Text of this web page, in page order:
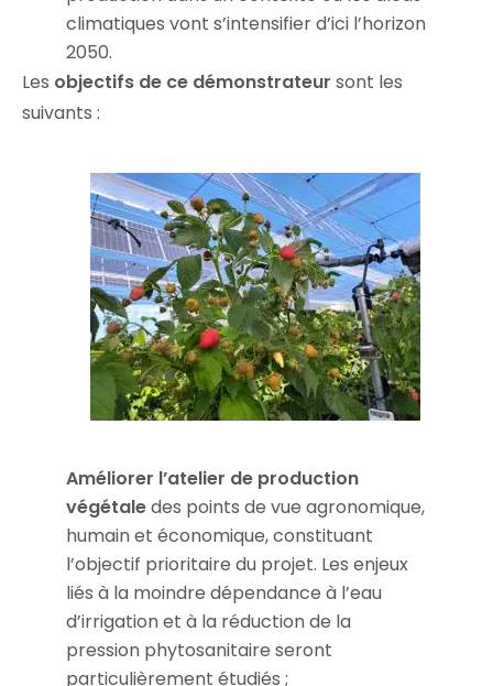
climatiques vont s’intensifier d’ici l’horizon
2050.
Les objectifs de ce démonstrateur sont les
suivants :
Améliorer l’atelier de production
végétaledes points de vue agronomique,
humain et économique, constituant
l’objectif prioritaire du projet. Les enjeux
liés à la moindre dépendance à l’eau
d’irrigation et à la réduction de la
pression phytosanitaire seront
particulièrement étudiés ;